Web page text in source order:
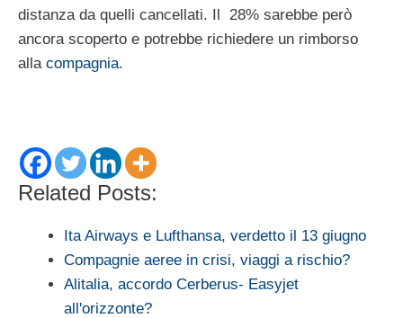
distanza da quelli cancellati. Il 28% sarebbe però
ancora scoperto e potrebbe richiedere un rimborso
alla compagnia.
Related Posts:
Ita Airways e Lufthansa, verdetto il 13 giugno
Compagnie aeree in crisi, viaggi a rischio?
Alitalia, accordo Cerberus- Easyjet
all'orizzonte?